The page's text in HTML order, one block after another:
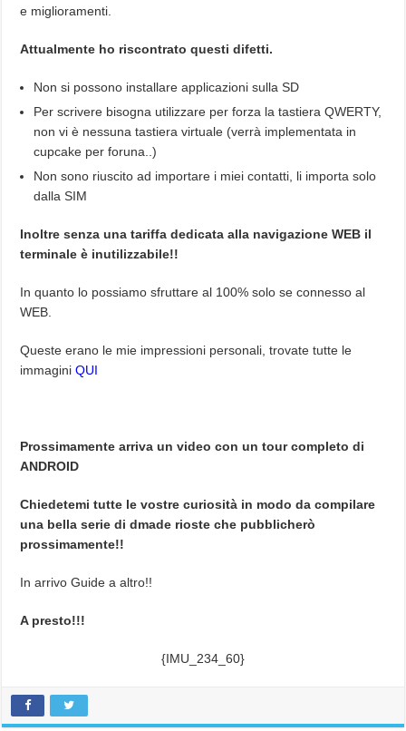
e miglioramenti.
Attualmente ho riscontrato questi difetti.
Non si possono installare applicazioni sulla SD
Per scrivere bisogna utilizzare per forza la tastiera QWERTY,
non vi è nessuna tastiera virtuale (verrà implementata in
cupcake per foruna..)
Non sono riuscito ad importare i miei contatti, li importa solo
dalla SIM
Inoltre senza una tariffa dedicata alla navigazione WEB il
terminale è inutilizzabile!!
In quanto lo possiamo sfruttare al 100% solo se connesso al
WEB.
Queste erano le mie impressioni personali, trovate tutte le
immaginiQUI
Prossimamente arriva un video con un tour completo di
ANDROID
Chiedetemi tutte le vostre curiosità in modo da compilare
una bella serie di dmade rioste che pubblicherò
prossimamente!!
In arrivo Guide a altro!!
A presto!!!
{IMU_234_60}